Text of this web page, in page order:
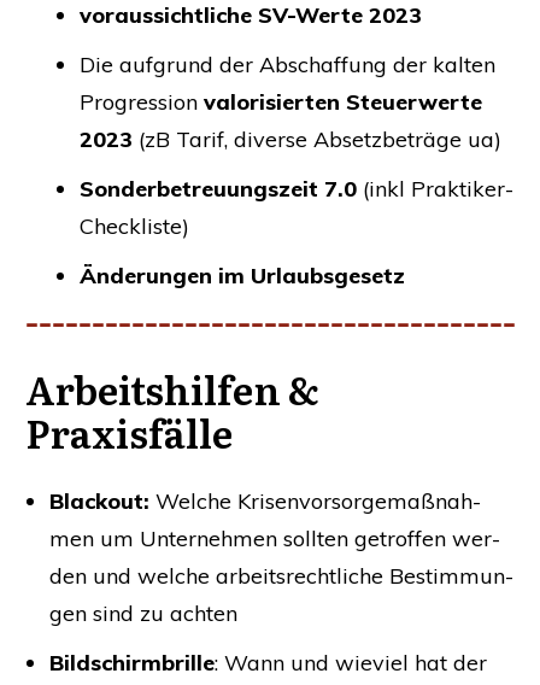
vor­aus­sicht­li­che SV-Wer­te 2023
Die auf­grund der Abschaf­fung der kal­ten
Pro­gres­si­on valo­ri­sier­ten Steu­er­wer­te
2023 (zB Tarif, diver­se Absetz­be­trä­ge ua)
Son­der­be­treu­ungs­zeit 7.0 (inkl Praktiker-
Checkliste)
Ände­run­gen im Urlaubsgesetz
Arbeits­hil­fen&
Praxisfälle
Black­out: Wel­che Kri­sen­vor­sor­ge­maß­nah­
men um Unter­neh­men soll­ten getrof­fen wer­
den und wel­che arbeits­recht­li­che Bestim­mun­
gen sind zu achten
Bild­schirm­bril­le: Wann und wie­viel hat der